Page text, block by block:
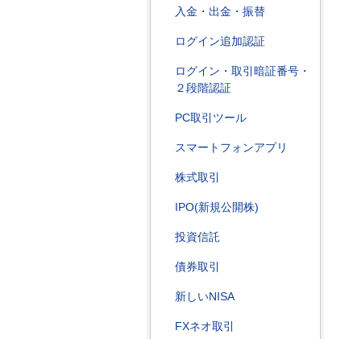
入金・出金・振替
ログイン追加認証
ログイン・取引暗証番号・
２段階認証
PC取引ツール
スマートフォンアプリ
株式取引
IPO(新規公開株)
投資信託
債券取引
新しいNISA
FXネオ取引